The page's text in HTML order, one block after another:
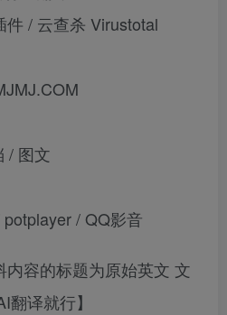
/ 云查杀 Virustotal
/ 图文
/ QQ影音
容的标题为原始英文 文
译就行】